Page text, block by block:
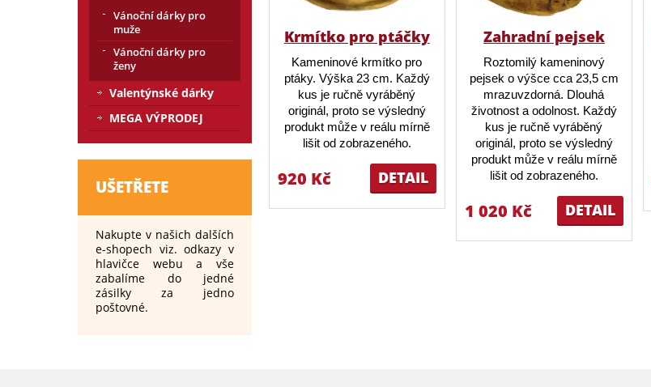
Krmítko pro ptáčky
Kameninové krmítko pro
ptáky. Výška 23 cm. Každý
kus je ručně vyráběný
originál, proto se výsledný
produkt může v reálu mírně
lišit od zobrazeného.
DETAIL
920 Kč
Zahradní pejsek
Roztomilý kameninový
pejsek o výšce cca 23,5 cm
mrazuvzdorná. Dlouhá
životnost a odolnost. Každý
kus je ručně vyráběný
originál, proto se výsledný
produkt může v reálu mírně
lišit od zobrazeného.
DETAIL
1 020 Kč
Vánoční dárky pro
muže
Vánoční dárky pro
ženy
Valentýnské dárky
MEGA VÝPRODEJ
UŠETŘETE
Nakupte v našich dalších
e-shopech viz. odkazy v
hlavičce webu a vše
zabalíme do jedné
zásilky za jedno
poštovné.